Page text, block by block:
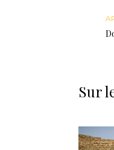
Sur